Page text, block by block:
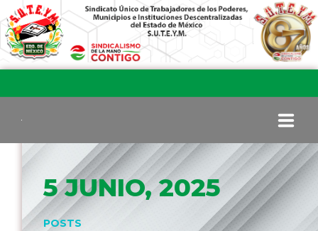
INICIO
COMITÉ EJECUTIVO
5 JUNIO, 2025
POSTS